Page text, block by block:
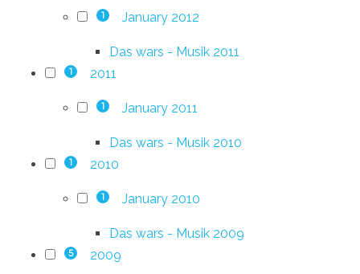
1 January 2012
Das wars - Musik 2011
1 2011
1 January 2011
Das wars - Musik 2010
1 2010
1 January 2010
Das wars - Musik 2009
5 2009